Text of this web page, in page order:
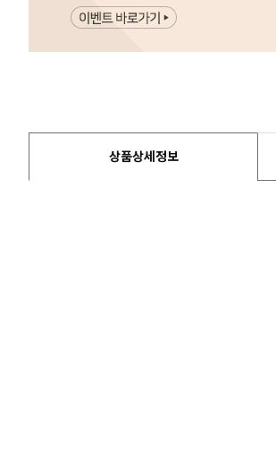
상품상세정보